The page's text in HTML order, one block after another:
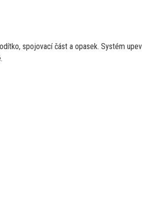
spojovací část a opasek. Systém